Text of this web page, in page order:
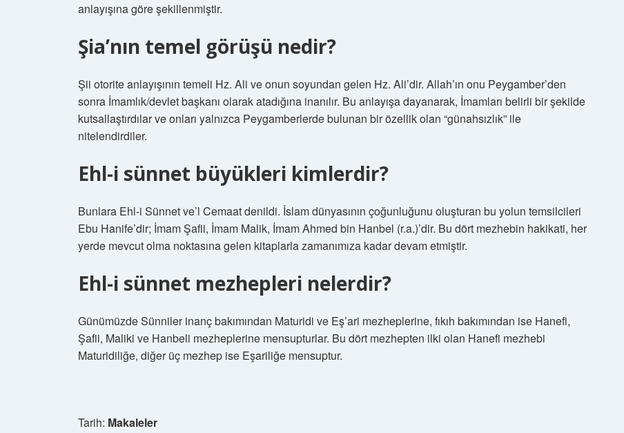
anlayışına göre şekillenmiştir.
Şia’nın temel görüşü nedir?
Şii otorite anlayışının temeli Hz. Ali ve onun soyundan gelen Hz. Ali’dir. Allah’ın onu Peygamber’den
sonra İmamlık/devlet başkanı olarak atadığına inanılır. Bu anlayışa dayanarak, İmamları belirli bir şekilde
kutsallaştırdılar ve onları yalnızca Peygamberlerde bulunan bir özellik olan “günahsızlık” ile
nitelendirdiler.
Ehl-i sünnet büyükleri kimlerdir?
Bunlara Ehl-i Sünnet ve’l Cemaat denildi. İslam dünyasının çoğunluğunu oluşturan bu yolun temsilcileri
Ebu Hanife’dir; İmam Şafii, İmam Malik, İmam Ahmed bin Hanbel (r.a.)’dir. Bu dört mezhebin hakikati, her
yerde mevcut olma noktasına gelen kitaplarla zamanımıza kadar devam etmiştir.
Ehl-i sünnet mezhepleri nelerdir?
Günümüzde Sünniler inanç bakımından Maturidi ve Eş’ari mezheplerine, fıkıh bakımından ise Hanefi,
Şafii, Maliki ve Hanbeli mezheplerine mensupturlar. Bu dört mezhepten ilki olan Hanefi mezhebi
Maturidiliğe, diğer üç mezhep ise Eşariliğe mensuptur.
Tarih: Makaleler